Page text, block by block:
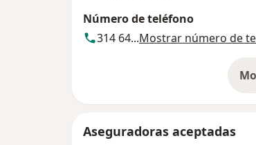
Número de teléfono
314 64...Mostrar número de
Aseguradoras aceptadas